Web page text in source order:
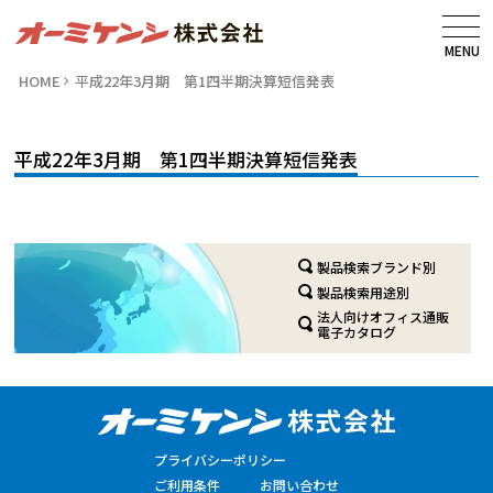
MENU
HOME 平成22年3月期 第1四半期決算短信発表
平成22年3月期 第1四半期決算短信発表
製品検索ブランド別
製品検索用途別
法人向けオフィス通販
電子カタログ
プライバシーポリシー
ご利用条件
お問い合わせ